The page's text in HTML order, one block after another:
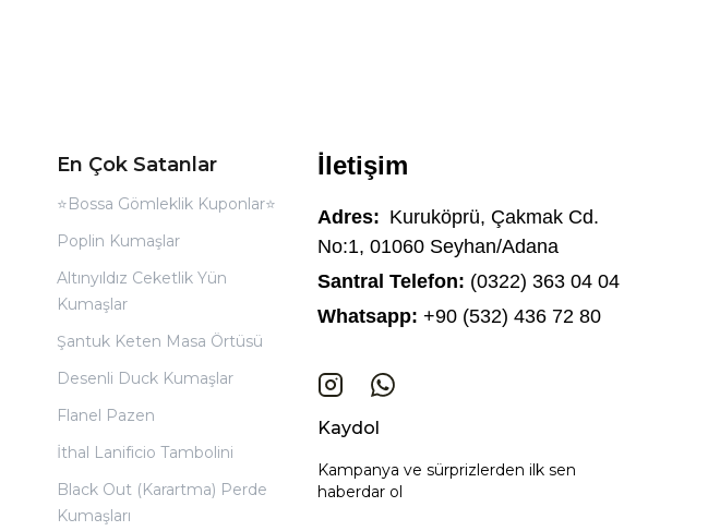
En Çok Satanlar
⭐Bossa Gömleklik Kuponlar⭐
Poplin Kumaşlar
Altınyıldız Ceketlik Yün
Kumaşlar
Şantuk Keten Masa Örtüsü
Desenli Duck Kumaşlar
Flanel Pazen
İthal Lanificio Tambolini
Black Out (Karartma) Perde
Kumaşları
İletişim
Adres: Kuruköprü, Çakmak Cd.
No:1, 01060 Seyhan/Adana
Santral Telefon: (0322) 363 04 04
Whatsapp: +90 (532) 436 72 80
Kaydol
Kampanya ve sürprizlerden ilk sen
haberdar ol